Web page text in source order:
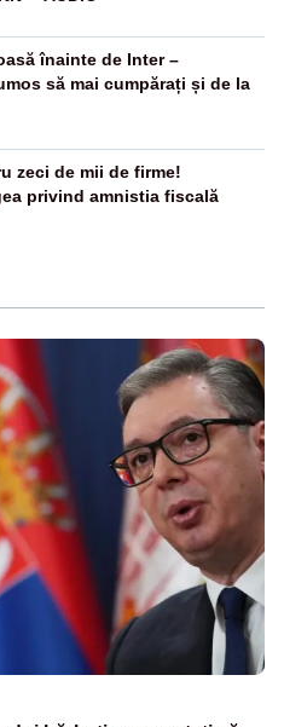
înainte de Inter –
să mai cumpărați și de la
zeci de mii de firme!
privind amnistia fiscală